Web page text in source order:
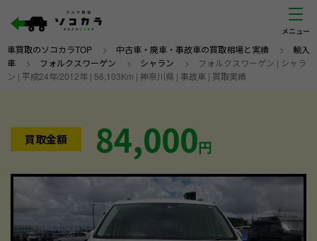
車買取のソコカラTOP > 中古車・廃車・事故車の買取相場と実績 > 輸入
車 > フォルクスワーゲン > シャラン >
フォルクスワーゲン | シャラ
ン | 平成24年/2012年 | 56,103Km | 神奈川県 | 事故車 | 買取実績
買取金額 84,000円